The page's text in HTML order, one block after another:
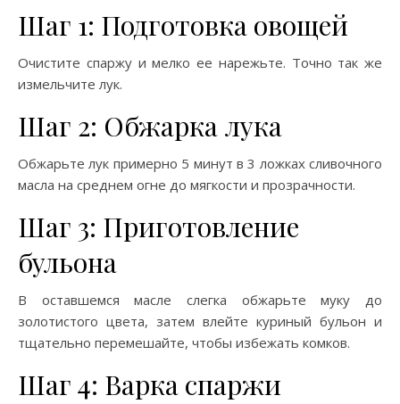
Шаг 1: Подготовка овощей
Очистите спаржу и мелко ее нарежьте. Точно так же
измельчите лук.
Шаг 2: Обжарка лука
Обжарьте лук примерно 5 минут в 3 ложках сливочного
масла на среднем огне до мягкости и прозрачности.
Шаг 3: Приготовление
бульона
В оставшемся масле слегка обжарьте муку до
золотистого цвета, затем влейте куриный бульон и
тщательно перемешайте, чтобы избежать комков.
Шаг 4: Варка спаржи